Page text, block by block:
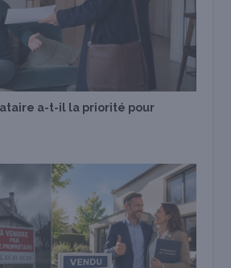
a-t-il la priorité pour